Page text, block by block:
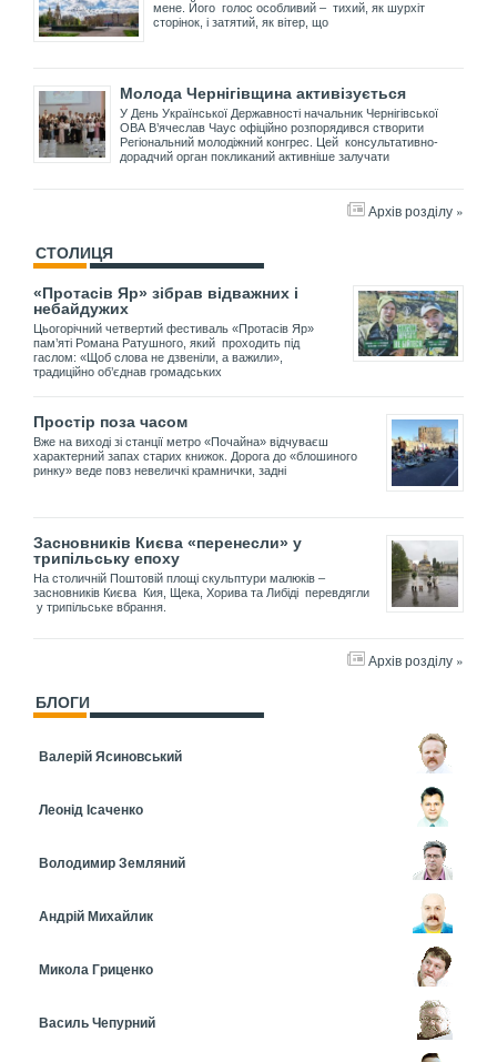
мене. Його голос особливий – тихий, як шурхіт
сторінок, і затятий, як вітер, що
Молода Чернігівщина активізується
У День Української Державності начальник Чернігівської
ОВА В’ячеслав Чаус офіційно розпорядився створити
Регіональний молодіжний конгрес. Цей консультативно-
дорадчий орган покликаний активніше залучати
Архів розділу »
СТОЛИЦЯ
«Протасів Яр» зібрав відважних і
небайдужих
Цьогорічний четвертий фестиваль «Протасів Яр»
пам’яті Романа Ратушного, який проходить під
гаслом: «Щоб слова не дзвеніли, а важили»,
традиційно об’єднав громадських
Простір поза часом
Вже на виході зі станції метро «Почайна» відчуваєш
характерний запах старих книжок. Дорога до «блошиного
ринку» веде повз невеличкі крамнички, задні
Засновників Києва «перенесли» у
трипільську епоху
На столичній Поштовій площі скульптури малюків –
засновників Києва Кия, Щека, Хорива та Либіді перевдягли
у трипільське вбрання.
Архів розділу »
БЛОГИ
Валерій Ясиновський
Леонід Ісаченко
Володимир Земляний
Андрій Михайлик
Микола Гриценко
Василь Чепурний